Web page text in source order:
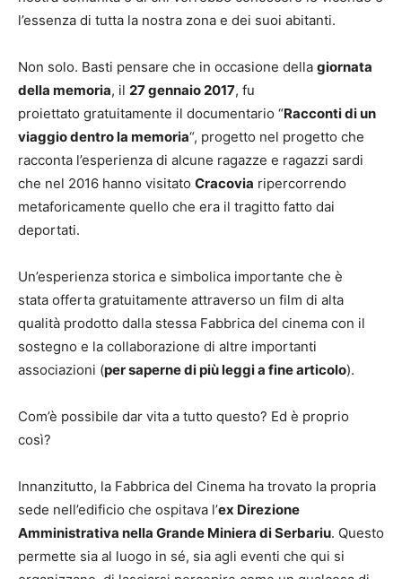
l’essenza di tutta la nostra zona e dei suoi abitanti.
Non solo. Basti pensare che in occasione della giornata
della memoria, il 27 gennaio 2017, fu
proiettato gratuitamente il documentario “Racconti di un
viaggio dentro la memoria“, progetto nel progetto che
racconta l’esperienza di alcune ragazze e ragazzi sardi
che nel 2016 hanno visitato Cracovia ripercorrendo
metaforicamente quello che era il tragitto fatto dai
deportati.
Un’esperienza storica e simbolica importante che è
stata offerta gratuitamente attraverso un film di alta
qualità prodotto dalla stessa Fabbrica del cinema con il
sostegno e la collaborazione di altre importanti
associazioni (per saperne di più leggi a fine articolo).
Com’è possibile dar vita a tutto questo? Ed è proprio
così?
Innanzitutto, la Fabbrica del Cinema ha trovato la propria
sede nell’edificio che ospitava l’ex Direzione
Amministrativa nella Grande Miniera di Serbariu. Questo
permette sia al luogo in sé, sia agli eventi che qui si